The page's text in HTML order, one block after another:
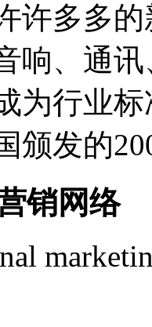
许多多
响、通
为行业
颁发的
销网络